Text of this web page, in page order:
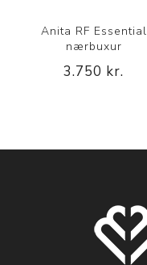
Anita RF Essential
nærbuxur
3.750 kr.